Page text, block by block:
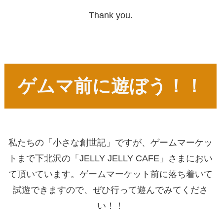
Thank you.
ゲムマ前に遊ぼう！！
私たちの「小さな創世記」ですが、ゲームマーケッ
トまで下北沢の「JELLY JELLY CAFE」さまにおい
て頂いています。ゲームマーケット前に落ち着いて
試遊できますので、ぜひ行って遊んでみてくださ
い！！